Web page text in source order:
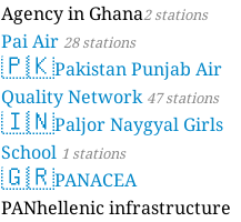
Agency in Ghana2 stations
Pai Air 28 stations
🇵🇰Pakistan Punjab Air
Quality Network 47 stations
🇮🇳Paljor Naygyal Girls
School 1 stations
🇬🇷PANACEA
PANhellenic infrastructure